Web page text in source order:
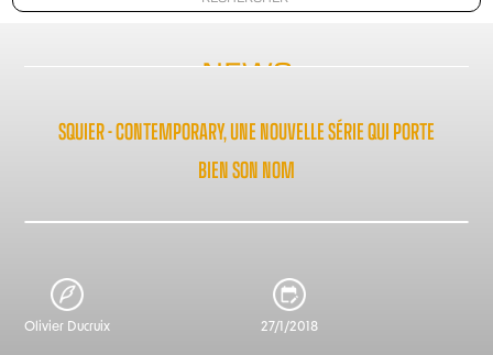
NEWS
SQUIER - CONTEMPORARY, UNE NOUVELLE SÉRIE QUI PORTE
BIEN SON NOM
Olivier Ducruix 27/1/2018